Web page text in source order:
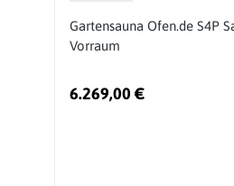
Gartensauna Ofen.de S4P
Vorraum
6.269,00 €